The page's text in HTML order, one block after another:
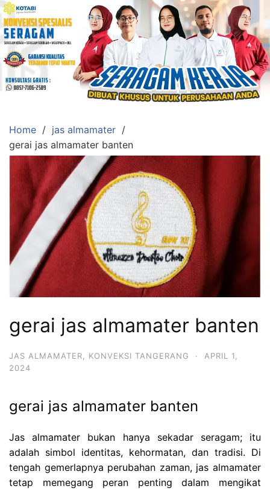
Skip
to
content
Konveksi
Toko
Abi
Baju
Seragam,
Toga
Wisuda,Jas
Almamater
Home
jas almamater
gerai jas almamater banten
gerai jas almamater banten
JAS ALMAMATER KONVEKSI TANGERANG ·
APRIL 1,
2024
gerai jas almamater banten
Jas almamater bukan hanya sekadar seragam; itu
adalah simbol identitas, kehormatan, dan tradisi. Di
tengah gemerlapnya perubahan zaman, jas almamater
tetap memegang peran penting dalam mengikat